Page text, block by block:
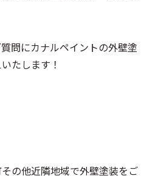
問にカナルペイントの外壁塗
たします！
の他近隣地域で外壁塗装をご